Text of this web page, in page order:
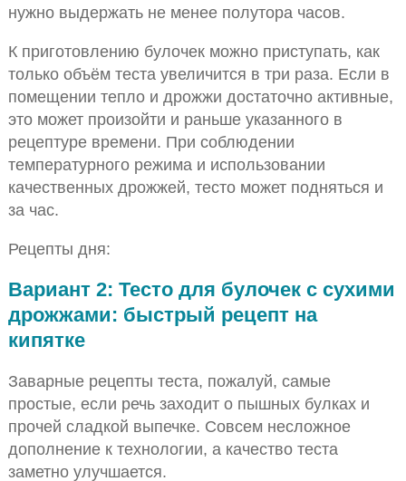
нужно выдержать не менее полутора часов.
К приготовлению булочек можно приступать, как
только объём теста увеличится в три раза. Если в
помещении тепло и дрожжи достаточно активные,
это может произойти и раньше указанного в
рецептуре времени. При соблюдении
температурного режима и использовании
качественных дрожжей, тесто может подняться и
за час.
Рецепты дня:
Вариант 2: Тесто для булочек с сухими
дрожжами: быстрый рецепт на
кипятке
Заварные рецепты теста, пожалуй, самые
простые, если речь заходит о пышных булках и
прочей сладкой выпечке. Совсем несложное
дополнение к технологии, а качество теста
заметно улучшается.